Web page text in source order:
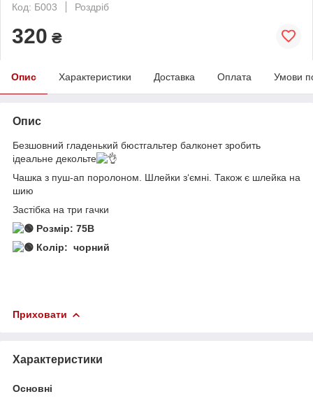
Код: Б003
Роздріб
320 ₴
Опис Характеристики Доставка Оплата Умови
Опис
Безшовний гладенький бюстгальтер балконет зробить
ідеальне декольте
Чашка з пуш-ап поролоном. Шлейки з‘ємні. Також є шлейка на
шию
Застібка на три гачки
Розмір: 75В
Колір: чорний
Приховати
Характеристики
Основні